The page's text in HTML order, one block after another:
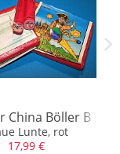
Mädel
China Böller B
Lunte, rot
17,99 €